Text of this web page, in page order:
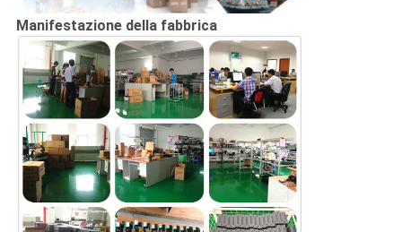
Manifestazione della fabbrica